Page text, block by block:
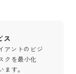
ス
アントのビジ
クを最小化
す。